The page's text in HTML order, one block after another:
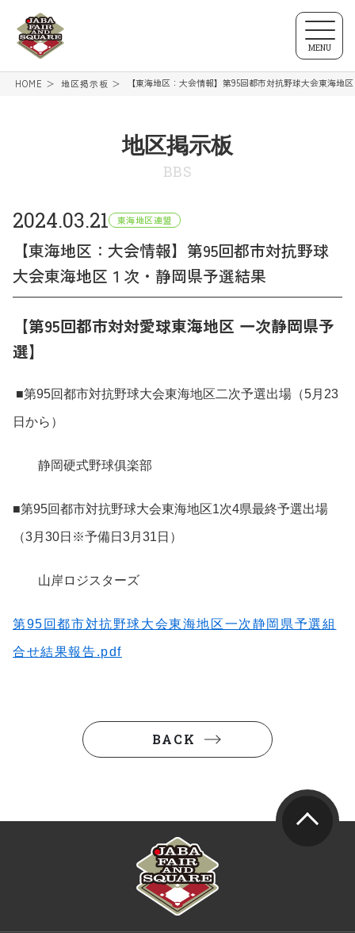
MENU
HOME 地区掲示板 【東海地区：大会情報】第95回都市対抗野球大会東海地
地区掲示板
BBS
2024.03.21 東海地区連盟
【東海地区：大会情報】第95回都市対抗野球
大会東海地区１次・静岡県予選結果
【第95回都市対対愛球東海地区 一次静岡県予
選】
■第95回都市対抗野球大会東海地区二次予選出場（5月23
日から）
静岡硬式野球俱楽部
■第95回都市対抗野球大会東海地区1次4県最終予選出場
（3月30日※予備日3月31日）
山岸ロジスターズ
第95回都市対抗野球大会東海地区一次静岡県予選組
合せ結果報告.pdf
BACK